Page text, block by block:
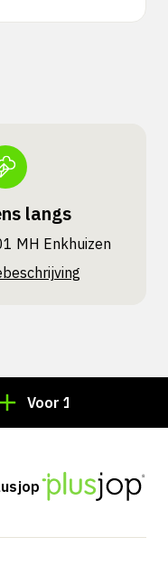
langs
MH Enkhuizen
15:00 besteld =